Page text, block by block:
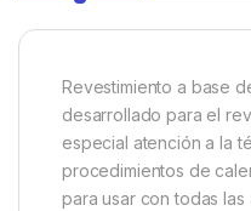
Revestimiento a base
desarrollado para el
especial atención a la
procedimientos de
para usar con todas